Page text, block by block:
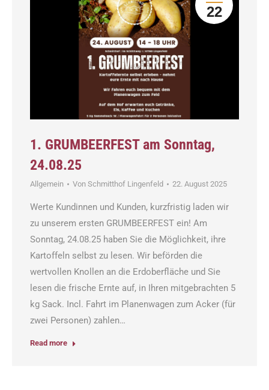
22
1. GRUMBEERFEST am Sonntag,
24.08.25
Allgemein Von Schmitthof Lingenfeld 22. August 2025
Werte Kundinnen und Kunden, kurzfristig laden wir
zu unserem ersten GRUMBEERFEST ein! Am
Sonntag, 24.08.25 haben Sie die Möglichkeit, ihre
Kartoffeln selbst zu lesen. Wir beförden die
wertvollen Knollen an die Erdoberfläche und Sie
lesen die frische Ernte auf, in Ihren mitgebrachten 5
kg Sack. Incl. Fahrt im Planenwagen zum Acker (für
zwei Personen) zahlen…
Read more